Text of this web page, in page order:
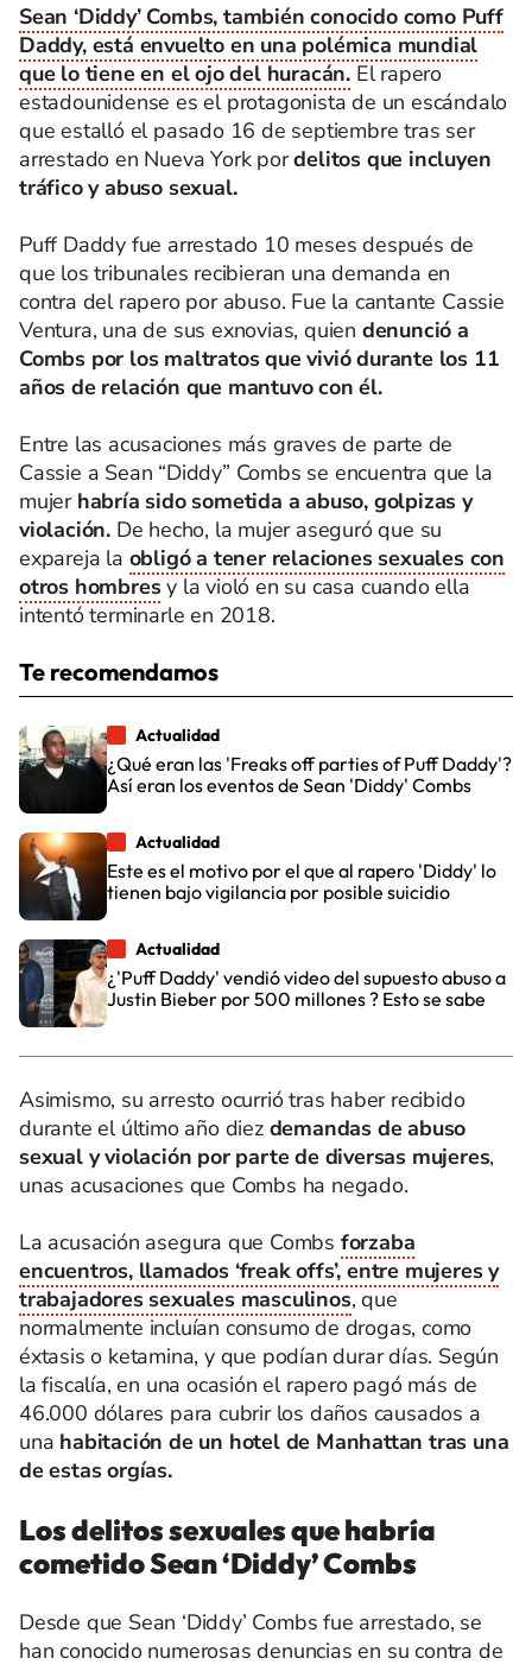
Sean ‘Diddy’ Combs, también conocido como Puff
Daddy, está envuelto en una polémica mundial
que lo tiene en el ojo del huracán. El rapero
estadounidense es el protagonista de un escándalo
que estalló el pasado 16 de septiembre tras ser
arrestado en Nueva York pordelitos que incluyen
tráfico y abuso sexual.
Puff Daddy fue arrestado 10 meses después de
que los tribunales recibieran una demanda en
contra del rapero por abuso. Fue la cantante Cassie
Ventura, una de sus exnovias, quien denunció a
Combs por los maltratos que vivió durante los 11
años de relación que mantuvo con él.
Entre las acusaciones más graves de parte de
Cassie a Sean “Diddy” Combs se encuentra que la
mujer habría sido sometida a abuso, golpizas y
violación. De hecho, la mujer aseguró que su
expareja la obligó a tener relaciones sexuales con
otros hombres y la violó en su casa cuando ella
intentó terminarle en 2018.
Te recomendamos
Actualidad
¿Qué eran las 'Freaks off parties of Puff Daddy'?
Así eran los eventos de Sean 'Diddy' Combs
Actualidad
Este es el motivo por el que al rapero 'Diddy' lo
tienen bajo vigilancia por posible suicidio
Actualidad
¿'Puff Daddy' vendió video del supuesto abuso a
Justin Bieber por 500 millones ? Esto se sabe
Asimismo, su arresto ocurrió tras haber recibido
durante el último año diez demandas de abuso
sexual y violación por parte de diversas mujeres,
unas acusaciones que Combs ha negado.
La acusación asegura que Combs forzaba
encuentros, llamados ‘freak offs’, entre mujeres y
trabajadores sexuales masculinos, que
normalmente incluían consumo de drogas, como
éxtasis o ketamina, y que podían durar días. Según
la fiscalía, en una ocasión el rapero pagó más de
46.000 dólares para cubrir los daños causados a
una habitación de un hotel de Manhattan tras una
de estas orgías.
Los delitos sexuales que habría
cometido Sean ‘Diddy’ Combs
Desde que Sean ‘Diddy’ Combs fue arrestado, se
han conocido numerosas denuncias en su contra de